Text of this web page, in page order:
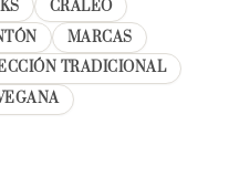
CRALEO
MARCAS
TRADICIONAL